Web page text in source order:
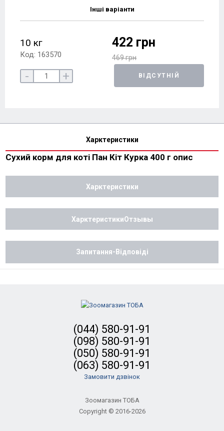
Інші варіанти
10 кг
Код: 163570
422 грн
469 грн
- + ВІДСУТНІЙ
Харктеристики
Сухий корм для коті Пан Кіт Курка 400 г опис
Харктеристики
ХарктеристикиОтзывы
Запитання-Відповіді
(044) 580-91-91
(098) 580-91-91
(050) 580-91-91
(063) 580-91-91
Замовити дзвінок
Зоомагазин ТОБА
Copyright © 2016-2026